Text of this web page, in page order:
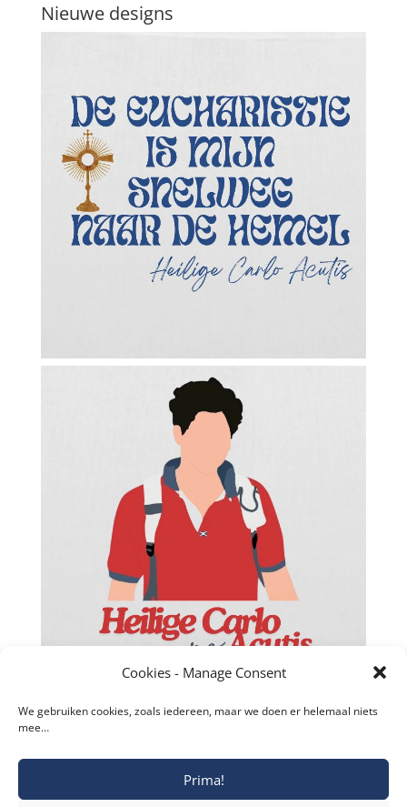
Cookies - Manage Consent
We gebruiken cookies, zoals iedereen, maar we doen er helemaal niets
mee…
Prima!
Nieuwe designs